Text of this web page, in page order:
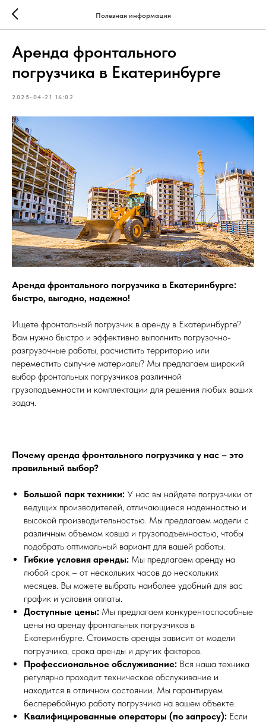
Полезная информация
Аренда фронтального
погрузчика в Екатеринбурге
2025-04-21 16:02
Аренда фронтального погрузчика в Екатеринбурге:
быстро, выгодно, надежно!
Ищете фронтальный погрузчик в аренду в Екатеринбурге?
Вам нужно быстро и эффективно выполнить погрузочно-
разгрузочные работы, расчистить территорию или
переместить сыпучие материалы? Мы предлагаем широкий
выбор фронтальных погрузчиков различной
грузоподъемности и комплектации для решения любых ваших
задач.
Почему аренда фронтального погрузчика у нас – это
правильный выбор?
Большой парк техники: У нас вы найдете погрузчики от
ведущих производителей, отличающиеся надежностью и
высокой производительностью. Мы предлагаем модели с
различным объемом ковша и грузоподъемностью, чтобы
подобрать оптимальный вариант для вашей работы.
Гибкие условия аренды: Мы предлагаем аренду на
любой срок – от нескольких часов до нескольких
месяцев. Вы можете выбрать наиболее удобный для вас
график и условия оплаты.
Доступные цены: Мы предлагаем конкурентоспособные
цены на аренду фронтальных погрузчиков в
Екатеринбурге. Стоимость аренды зависит от модели
погрузчика, срока аренды и других факторов.
Профессиональное обслуживание: Вся наша техника
регулярно проходит техническое обслуживание и
находится в отличном состоянии. Мы гарантируем
бесперебойную работу погрузчика на вашем объекте.
Квалифицированные операторы (по запросу): Если